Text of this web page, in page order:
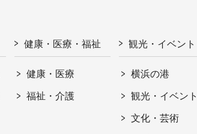
健康・医療・福祉
健康・医療
福祉・介護
観光・イベント
横浜の港
観光・イベント
文化・芸術